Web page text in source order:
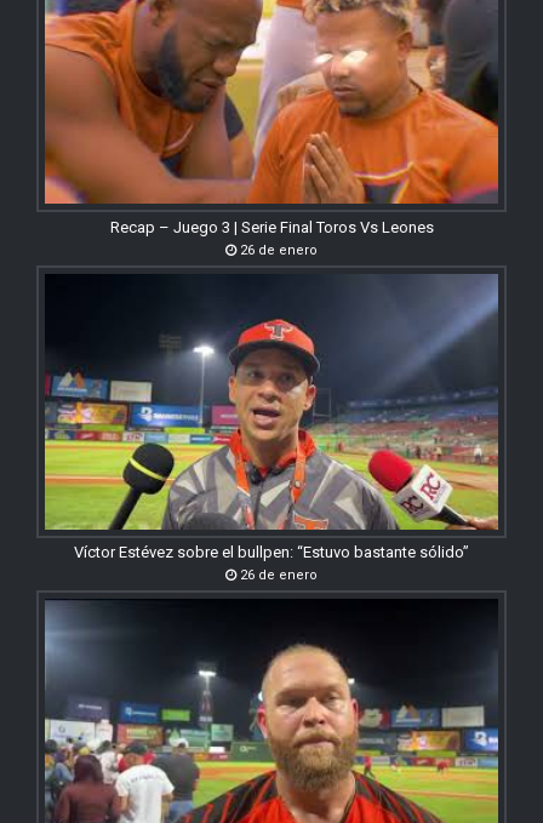
Recap – Juego 3 | Serie Final Toros Vs Leones
26 de enero
Víctor Estévez sobre el bullpen: “Estuvo bastante sólido”
26 de enero